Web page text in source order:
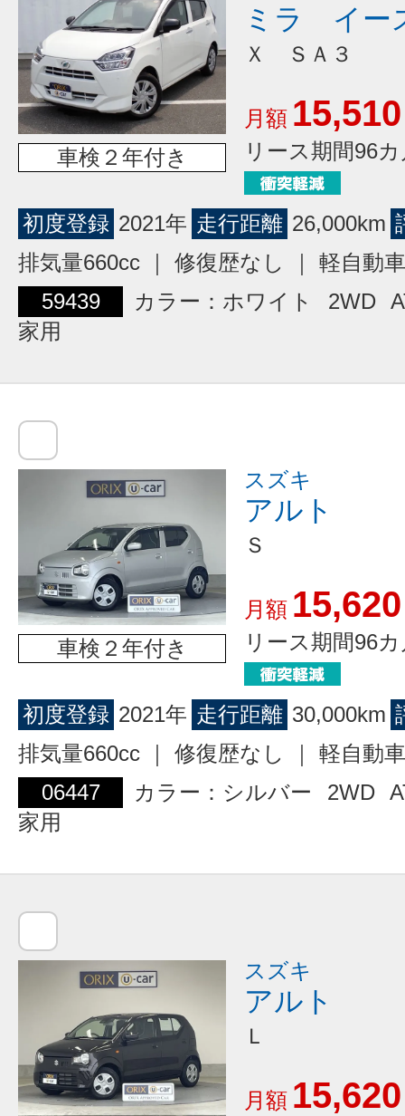
車検２年付き
ミラ イー
Ｘ ＳＡ３
月額 15,510
リース期間96
初度登録 2021年 走行距離 26,000km
排気量660cc ｜ 修復歴なし ｜ 軽自動車
59439
カラー：ホワイト 2WD
家用
車検２年付き
スズキ
アルト
Ｓ
月額 15,620
リース期間96
初度登録 2021年 走行距離 30,000km
排気量660cc ｜ 修復歴なし ｜ 軽自動車
06447
カラー：シルバー 2WD
家用
スズキ
アルト
Ｌ
月額 15,620